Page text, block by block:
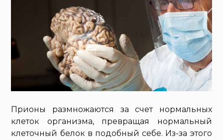
Прионы размножаются за счет нормальных
клеток организма, превращая нормальный
клеточный белок в подобный себе. Из-за этого